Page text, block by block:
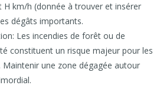
H km/h (donnée à trouver et insérer
dégâts importants.
Les incendies de forêt ou de
constituent un risque majeur pour les
une zone dégagée autour